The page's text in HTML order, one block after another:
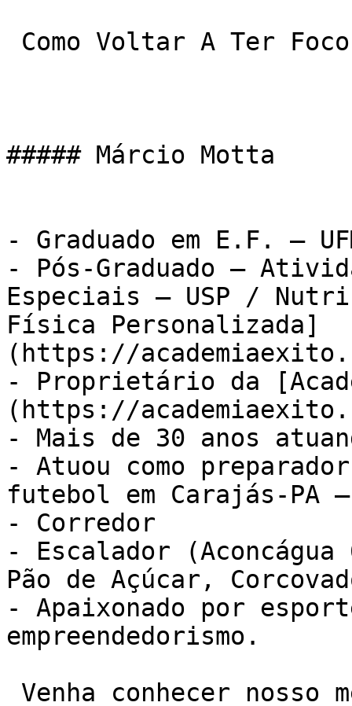
##### Márcio Motta
- Graduado em E.F. –
- Pós-Graduado –
Especiais – USP /
Física Personalizada]
(https://
- Proprietário da
(https://
- Mais de 30 anos
- Atuou como
futebol em Carajás-PA –
- Corredor
- Escalador
Pão de Açúcar,
- Apaixonado por
empreendedorismo.